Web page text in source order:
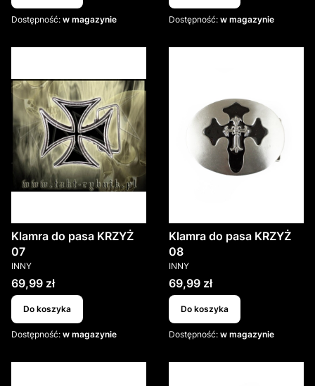
Dostępność: w magazynie Dostępność: w magazynie
Klamra do pasa KRZYŻ
07
PRODUCENT
INNY
Cena
69,99 zł
Do koszyka
Dostępność: w magazynie
Klamra do pasa KRZYŻ
08
PRODUCENT
INNY
Cena
69,99 zł
Do koszyka
Dostępność: w magazynie